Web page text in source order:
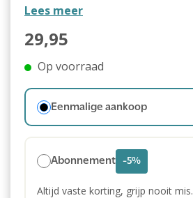
Lees meer
29,95
Op voorraad
Eenmalige aankoop
Abonnement -5%
Altijd vaste korting, grijp nooit mis.